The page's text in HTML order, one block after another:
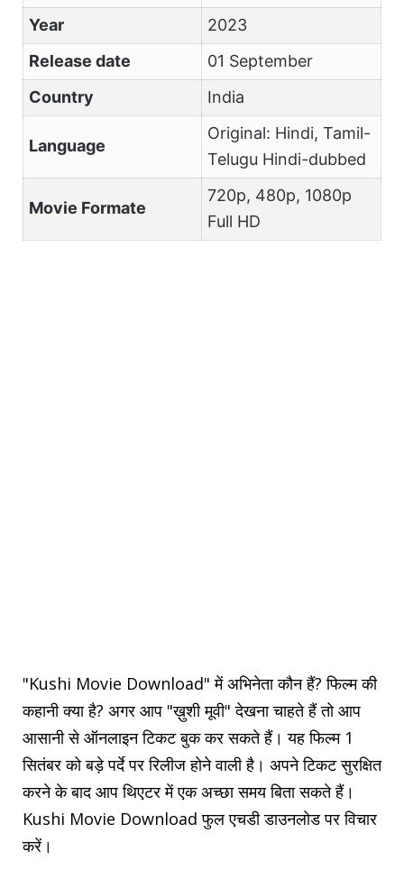
Year
2023
Release date
01 September
Country
India
Language
Original: Hindi, Tamil-
Telugu Hindi-dubbed
Movie Formate
720p, 480p, 1080p
Full HD
"Kushi Movie Download" में अभिनेता कौन हैं? फिल्म की
कहानी क्या है? अगर आप "ख़ुशी मूवी" देखना चाहते हैं तो आप
आसानी से ऑनलाइन टिकट बुक कर सकते हैं। यह फिल्म 1
सितंबर को बड़े पर्दे पर रिलीज होने वाली है। अपने टिकट सुरक्षित
करने के बाद आप थिएटर में एक अच्छा समय बिता सकते हैं।
Kushi Movie Download फुल एचडी डाउनलोड पर विचार
करें।